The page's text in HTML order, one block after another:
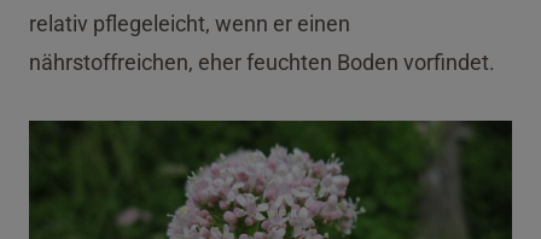
relativ pflegeleicht, wenn er einen
nährstoffreichen, eher feuchten Boden vorfindet.